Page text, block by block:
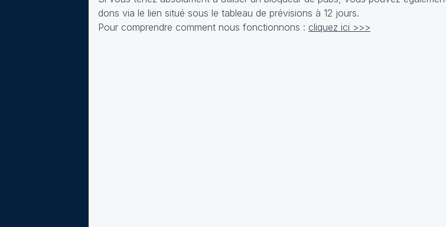
dons via le lien situé sous le tableau de prévisions à 12 jours.
Pour comprendre comment nous fonctionnons : cliquez ici >>>